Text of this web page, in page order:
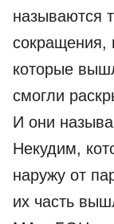
называются
сокращения,
которые
смогли
И они
Некудим,
наружу от
их часть